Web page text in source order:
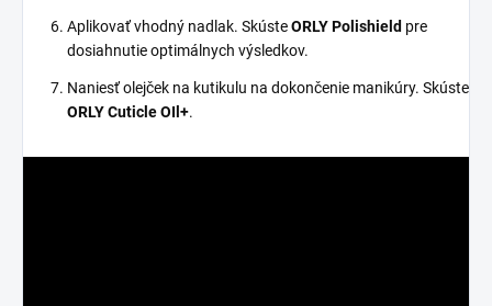
Aplikovať vhodný nadlak. SkústeORLY Polishield pre
dosiahnutie optimálnych výsledkov.
Naniesť olejček na kutikulu na dokončenie manikúry. Skúste
ORLY Cuticle OIl+.